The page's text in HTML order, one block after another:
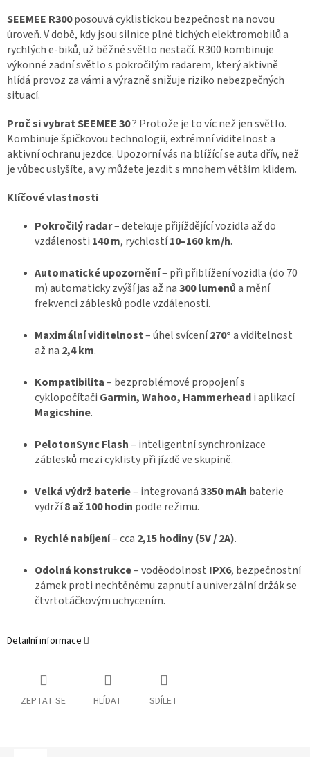
SEEMEE R300posouvá cyklistickou bezpečnost na novou
úroveň. V době, kdy jsou silnice plné tichých elektromobilů a
rychlých e-biků, už běžné světlo nestačí. R300 kombinuje
výkonné zadní světlo s pokročilým radarem, který aktivně
hlídá provoz za vámi a výrazně snižuje riziko nebezpečných
situací.
Proč si vybratSEEMEE 30? Protože je to víc než jen světlo.
Kombinuje špičkovou technologii, extrémní viditelnost a
aktivní ochranu jezdce. Upozorní vás na blížící se auta dřív, než
je vůbec uslyšíte, a vy můžete jezdit s mnohem větším klidem.
Klíčové vlastnosti
Pokročilý radar– detekuje přijíždějící vozidla až do
vzdálenosti 140 m, rychlostí10–160 km/h.
Automatické upozornění– při přiblížení vozidla (do 70
m) automaticky zvýší jas až na300 lumenůa mění
frekvenci záblesků podle vzdálenosti.
Maximální viditelnost– úhel svícení270°a viditelnost
až na 2,4 km.
Kompatibilita– bezproblémové propojení s
cyklopočítači Garmin, Wahoo, Hammerheadi aplikací
Magicshine.
PelotonSync Flash– inteligentní synchronizace
záblesků mezi cyklisty při jízdě ve skupině.
Velká výdrž baterie– integrovaná3350 mAh baterie
vydrží8 až 100 hodin podle režimu.
Rychlé nabíjení– cca 2,15 hodiny (5V / 2A).
Odolná konstrukce– voděodolnost IPX6, bezpečnostní
zámek proti nechtěnému zapnutí a univerzální držák se
čtvrtotáčkovým uchycením.
Detailní informace
ZEPTAT SE HLÍDAT SDÍLET